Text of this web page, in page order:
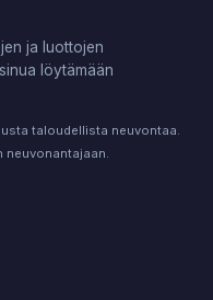
ja luottojen
löytämään
taloudellista neuvontaa.
neuvonantajaan.